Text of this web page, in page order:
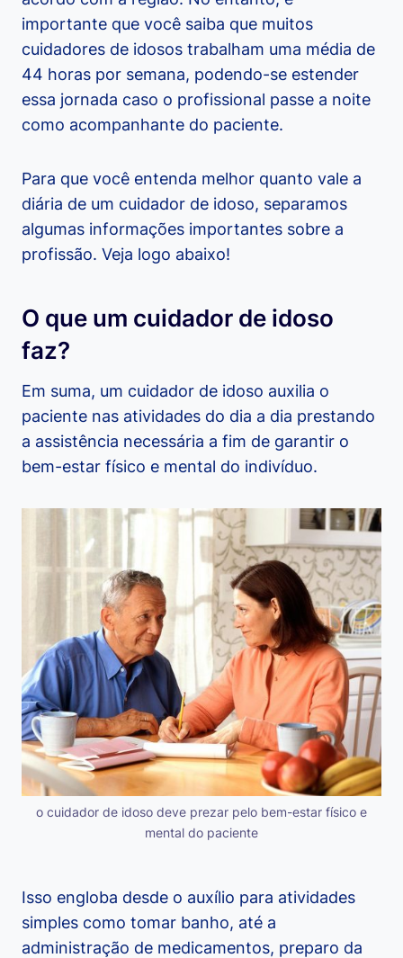
importante que você saiba que muitos
cuidadores de idosos trabalham uma média de
44 horas por semana, podendo-se estender
essa jornada caso o profissional passe a noite
como acompanhante do paciente.
Para que você entenda melhor quanto vale a
diária de um cuidador de idoso, separamos
algumas informações importantes sobre a
profissão. Veja logo abaixo!
O que um cuidador de idoso
faz?
Em suma, um cuidador de idoso auxilia o
paciente nas atividades do dia a dia prestando
a assistência necessária a fim de garantir o
bem-estar físico e mental do indivíduo.
o cuidador de idoso deve prezar pelo bem-estar físico e
mental do paciente
Isso engloba desde o auxílio para atividades
simples como tomar banho, até a
administração de medicamentos, preparo da